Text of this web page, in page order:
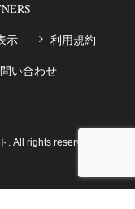
示 利用規約
い合わせ
. All rights reserved.